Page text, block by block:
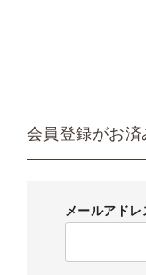
会員登録がお済
メールアドレ